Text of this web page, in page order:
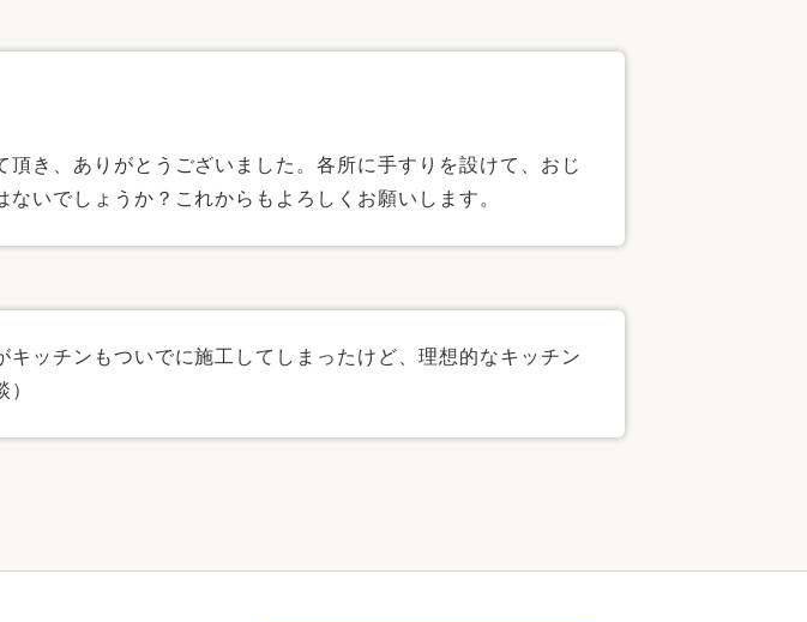
き、ありがとうございました。各所に手すりを設けて、おじ
いでしょうか？これからもよろしくお願いします。
ッチンもついでに施工してしまったけど、理想的なキッチン